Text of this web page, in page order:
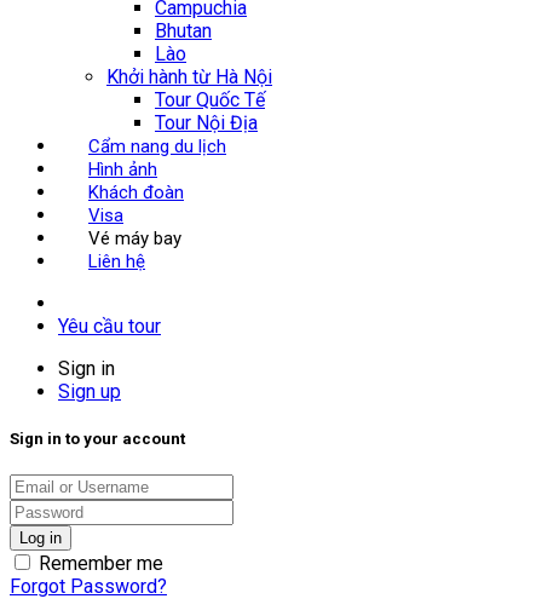
Campuchia
Bhutan
Lào
Khởi hành từ Hà Nội
Tour Quốc Tế
Tour Nội Địa
Cẩm nang du lịch
Hình ảnh
Khách đoàn
Visa
Vé máy bay
Liên hệ
Yêu cầu tour
Sign in
Sign up
Sign in to your account
Remember me
Forgot Password?